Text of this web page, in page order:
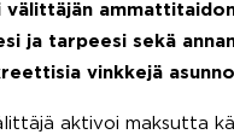
välittäjän
ja tarpeesi sekä
vinkkejä
aktivoi maksutta